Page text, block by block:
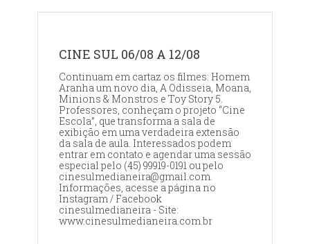
CINE SUL 06/08 A 12/08
Continuam em cartaz os filmes: Homem
Aranha um novo dia, A Odisseia, Moana,
Minions & Monstros e Toy Story 5.
Professores, conheçam o projeto “Cine
Escola”, que transforma a sala de
exibição em uma verdadeira extensão
da sala de aula. Interessados podem
entrar em contato e agendar uma sessão
especial pelo (45) 99919-0191 ou pelo
cinesulmedianeira@gmail.com.
Informações, acesse a página no
Instagram / Facebook
cinesulmedianeira - Site:
www.cinesulmedianeira.com.br